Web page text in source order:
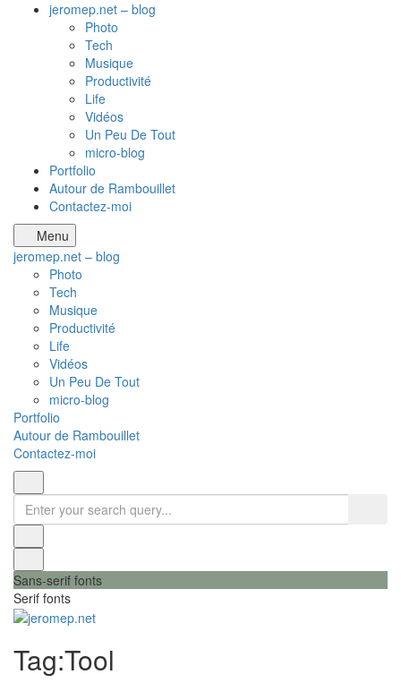
jeromep.net – blog
Photo
Tech
Musique
Productivité
Life
Vidéos
Un Peu De Tout
micro-blog
Portfolio
Autour de Rambouillet
Contactez-moi
Menu
jeromep.net – blog
Photo
Tech
Musique
Productivité
Life
Vidéos
Un Peu De Tout
micro-blog
Portfolio
Autour de Rambouillet
Contactez-moi
Sans-serif fonts
Serif fonts
jeromep.net
Tag:Tool